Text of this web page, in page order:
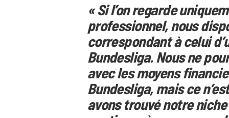
« Si l’on regarde
professionnel, nous
correspondant à celui
Bundesliga. Nous ne
avec les moyens
Bundesliga, mais ce
avons trouvé notre